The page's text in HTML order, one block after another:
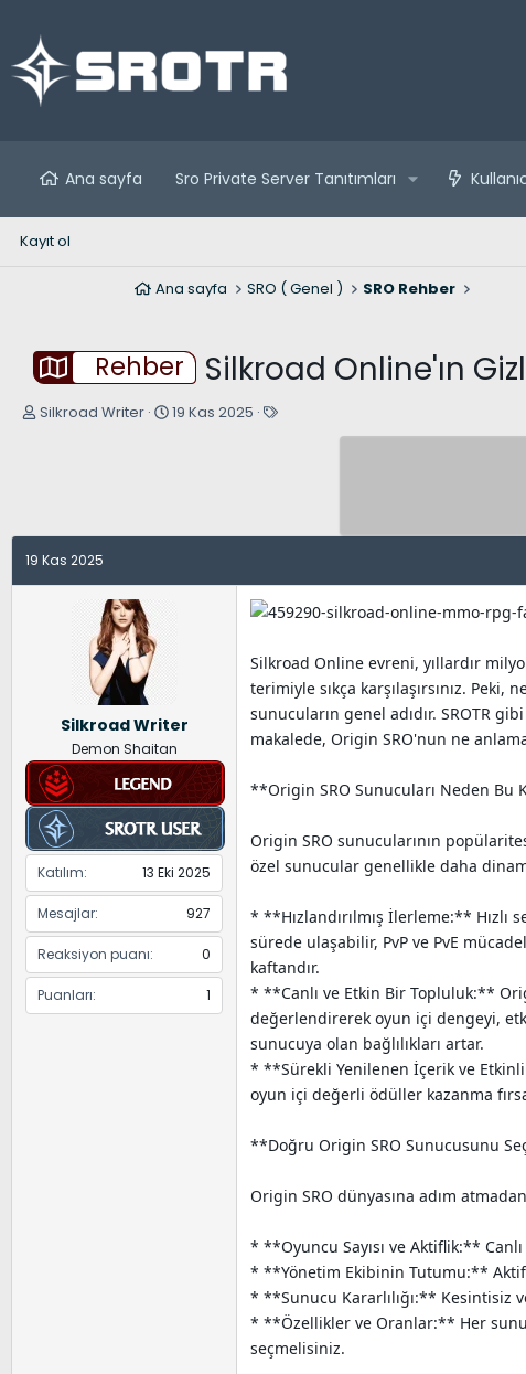
Ana sayfa Sro Private Server Tanıtımları
Kayıt ol
Ana sayfa SRO ( Genel ) SRO Rehber
Rehber Silkroad Online'ın
K
u
B
a
Silkroad Writer
B
n
ı
h
i
19 Kas 2025
E
t
e
r
19 Kas 2025
Silkroad Writer
Demon Shaitan
Katılım 13 Eki 2025
Mesajlar 927
Reaksiyon puanı 0
Puanları 1
Silkroad Online evreni, yıllardır
terimiyle sıkça karşılaşırsınız.
sunucuların genel adıdır. SROTR
makalede, Origin SRO'nun ne
**Origin SRO Sunucuları Neden Bu
Origin SRO sunucularının
özel sunucular genellikle daha
* **Hızlandırılmış İlerleme:** Hızlı
sürede ulaşabilir, PvP ve PvE
kaftandır.
* **Canlı ve Etkin Bir Topluluk:**
değerlendirerek oyun içi dengeyi,
sunucuya olan bağlılıkları artar.
* **Sürekli Yenilenen İçerik ve
oyun içi değerli ödüller kazanma
**Doğru Origin SRO Sunucusunu
Origin SRO dünyasına adım
* **Oyuncu Sayısı ve Aktiflik:**
* **Yönetim Ekibinin Tutumu:**
* **Sunucu Kararlılığı:** Kesintisiz
* **Özellikler ve Oranlar:** Her
seçmelisiniz.